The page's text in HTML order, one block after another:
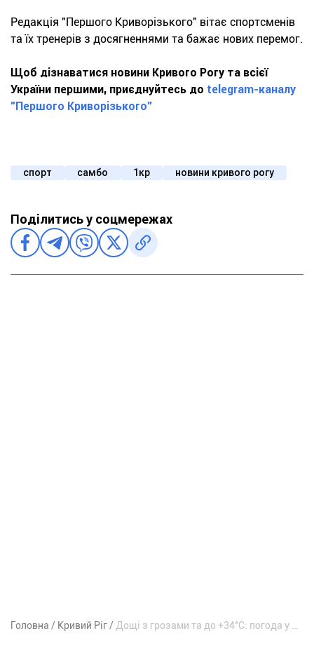
Редакція "Першого Криворізького" вітає спортсменів
та їх тренерів з досягненнями та бажає нових перемог.
Щоб дізнаватися новини Кривого Рогу та всієї
України першими, приєднуйтесь до telegram-каналу
"Першого Криворізького"
спорт самбо 1кр новини кривого рогу
Поділитись у соцмережах
Головна Кривий Ріг